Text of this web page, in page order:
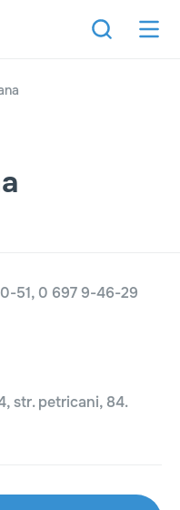
51, 0 697 9-46-29
str. petricani, 84.